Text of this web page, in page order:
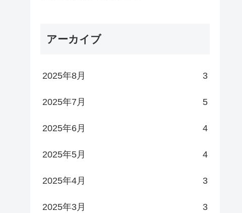
アーカイブ
2025年8月 3
2025年7月 5
2025年6月 4
2025年5月 4
2025年4月 3
2025年3月 3